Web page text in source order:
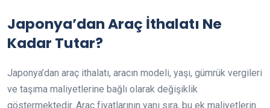
Japonya’dan Araç İthalatı Ne
Kadar Tutar?
Japonya’dan araç ithalatı, aracın modeli, yaşı, gümrük vergileri
ve taşıma maliyetlerine bağlı olarak değişiklik
göstermektedir. Araç fiyatlarının yanı sıra, bu ek maliyetlerin